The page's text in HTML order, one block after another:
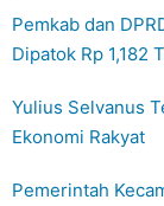
Pemkab dan
Dipatok Rp 1,182
Yulius Selvanus
Ekonomi Rakyat
Pemerintah